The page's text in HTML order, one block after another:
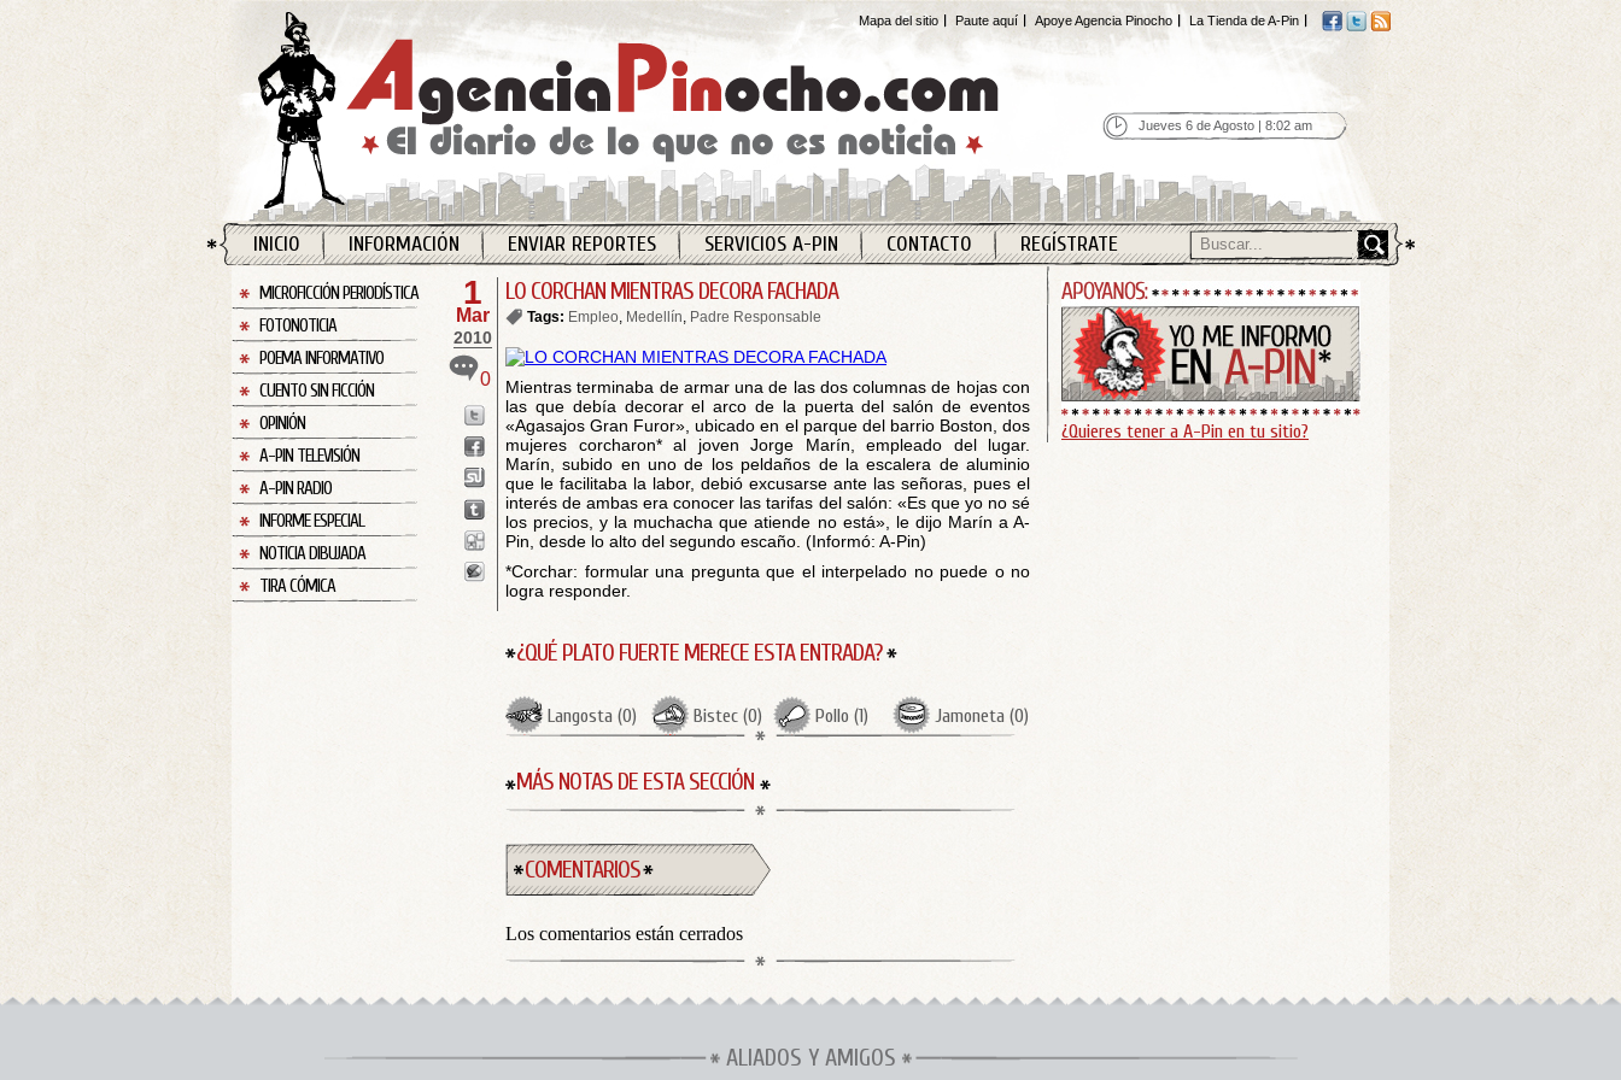
Mapa del sitio Paute aquí Apoye Agencia Pinocho La Tienda de A-Pin
Jueves 6 de Agosto | 8:02 am
INICIO INFORMACIÓN ENVIAR REPORTES SERVICIOS A-PIN CONTACTO REGÍSTRATE
MICROFICCIÓN PERIODÍSTICA
FOTONOTICIA
POEMA INFORMATIVO
CUENTO SIN FICCIÓN
OPINIÓN
A-PIN TELEVISIÓN
A-PIN RADIO
INFORME ESPECIAL
NOTICIA DIBUJADA
TIRA CÓMICA
1
Mar
2010
0
LO CORCHAN MIENTRAS DECORA FACHADA
Tags: Empleo, Medellín, Padre Responsable
Mientras terminaba de armar una de las dos columnas de hojas con
las que debía decorar el arco de la puerta del salón de eventos
«Agasajos Gran Furor», ubicado en el parque del barrio Boston, dos
mujeres corcharon* al joven Jorge Marín, empleado del lugar.
Marín, subido en uno de los peldaños de la escalera de aluminio
que le facilitaba la labor, debió excusarse ante las señoras, pues el
interés de ambas era conocer las tarifas del salón: «Es que yo no sé
los precios, y la muchacha que atiende no está», le dijo Marín a A-
Pin, desde lo alto del segundo escaño. (Informó: A-Pin)
*Corchar: formular una pregunta que el interpelado no puede o no
logra responder.
¿QUÉ PLATO FUERTE MERECE ESTA ENTRADA?
Langosta (0) Bistec (0) Pollo (1) Jamoneta (0)
MÁS NOTAS DE ESTA SECCIÓN
COMENTARIOS
Los comentarios están cerrados
¿Quieres tener a A-Pin en tu sitio?
ALIADOS Y AMIGOS